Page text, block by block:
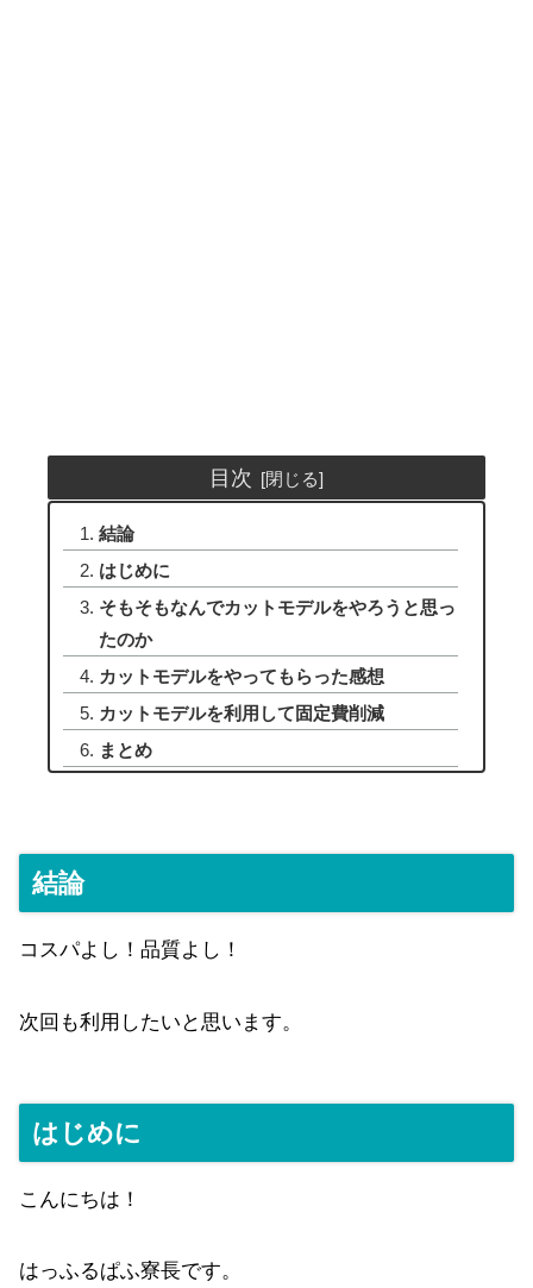
目次
結論
はじめに
そもそもなんでカットモデルをやろうと思っ
たのか
カットモデルをやってもらった感想
カットモデルを利用して固定費削減
まとめ
結論
コスパよし！品質よし！
次回も利用したいと思います。
はじめに
こんにちは！
はっふるぱふ寮長です。